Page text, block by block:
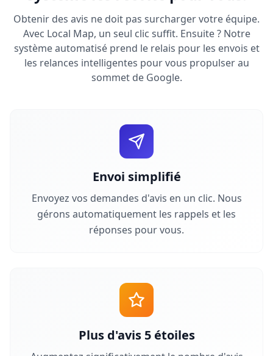
Obtenir des avis ne doit pas surcharger votre équipe.
Avec Local Map, un seul clic suffit. Ensuite ? Notre
système automatisé prend le relais pour les envois et
les relances intelligentes pour vous propulser au
sommet de Google.
Envoi simplifié
Envoyez vos demandes d'avis en un clic. Nous
gérons automatiquement les rappels et les
réponses pour vous.
Plus d'avis 5 étoiles